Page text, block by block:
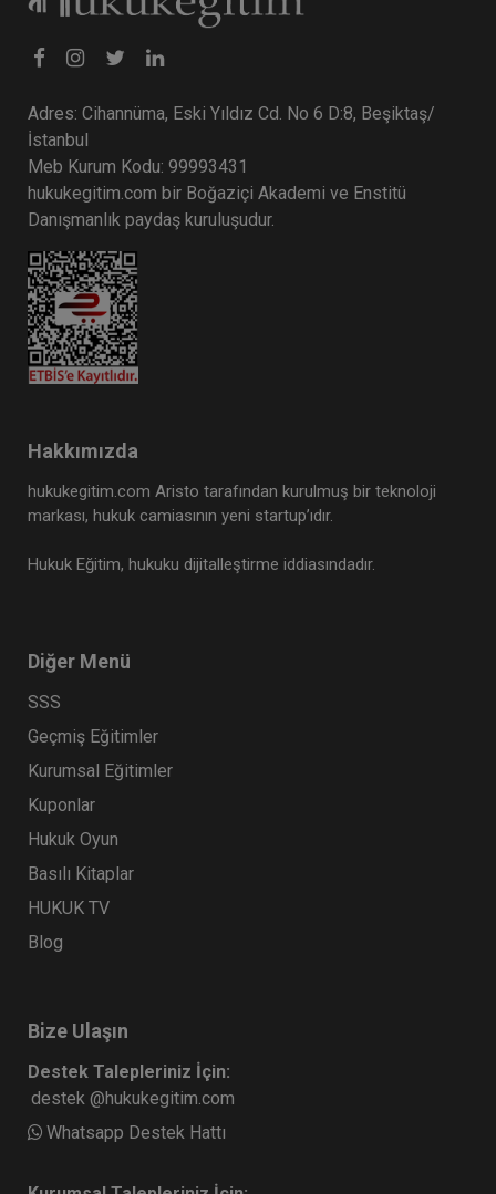
Adres: Cihannüma, Eski Yıldız Cd. No 6 D:8, Beşiktaş/
İstanbul
Meb Kurum Kodu: 99993431
hukukegitim.com bir Boğaziçi Akademi ve Enstitü
Danışmanlık paydaş kuruluşudur.
Hakkımızda
hukukegitim.com Aristo tarafından kurulmuş bir teknoloji
markası, hukuk camiasının yeni startup’ıdır.
Hukuk Eğitim, hukuku dijitalleştirme iddiasındadır.
Diğer Menü
SSS
Geçmiş Eğitimler
Kurumsal Eğitimler
Kuponlar
Hukuk Oyun
Basılı Kitaplar
HUKUK TV
Blog
Bize Ulaşın
Destek Talepleriniz İçin:
destek @hukukegitim.com
Whatsapp Destek Hattı